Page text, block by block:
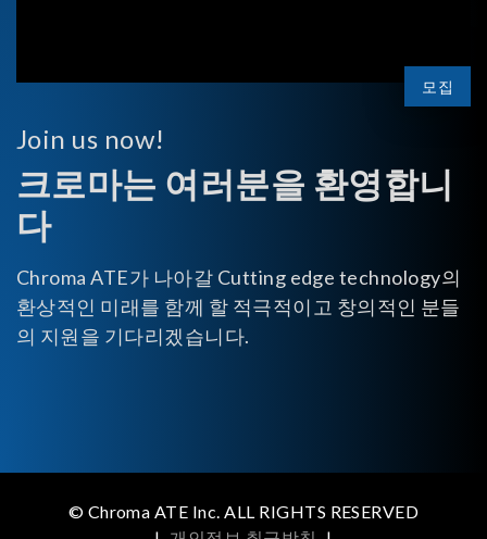
모집
Join us now!
크로마는 여러분을 환영합니
다
Chroma ATE가 나아갈 Cutting edge technology의
환상적인 미래를 함께 할 적극적이고 창의적인 분들
의 지원을 기다리겠습니다.
© Chroma ATE Inc. ALL RIGHTS RESERVED